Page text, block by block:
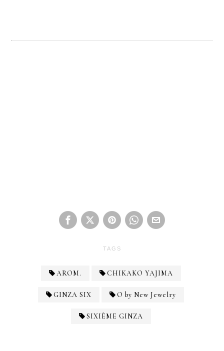
TAGS
AROM. CHIKAKO YAJIMA
GINZA SIX O by New Jewelry
SIXIÈME GINZA